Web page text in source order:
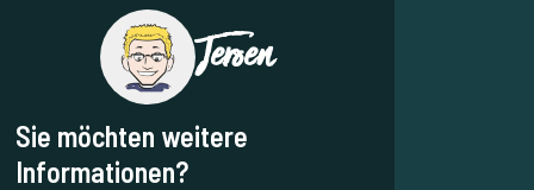
Jeroen
Sie möchten weitere
Informationen?